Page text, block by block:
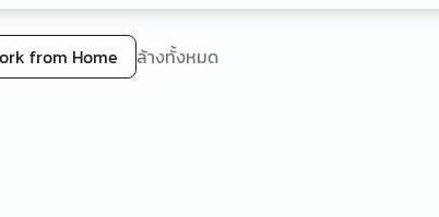
from Home ล้างทั้งหมด